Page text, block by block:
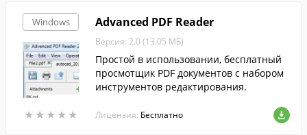
Windows
★ ★ ★ ★ ★
★ ★ ★ ★ ★
Advanced PDF Reader
Версия: 2.0 (13.05 МБ)
Простой в использовании, бесплатный
просмотщик PDF документов с набором
инструментов редактирования.
Лицензия: Бесплатно